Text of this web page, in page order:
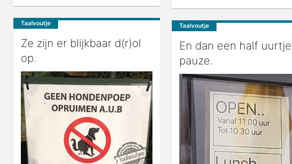
Taalvoutje
Ze zijn er blijkbaar d(r)ol
op.
Taalvoutje
En dan een half uurtje
pauze.